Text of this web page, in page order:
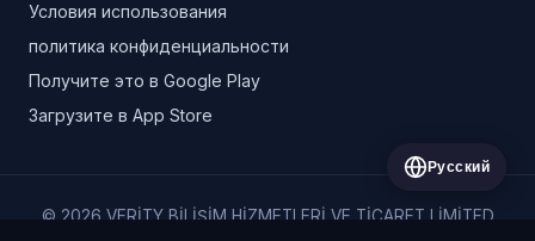
Условия использования
политика конфиденциальности
Получите это в Google Play
Загрузите в App Store
© 2026 VERİTY BİLİŞİM HİZMETLERİ VE TİCARET LİMİTED
Русский